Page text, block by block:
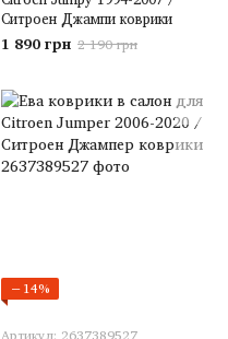
Ситроен Джампи коврики
1 890 грн 2 190 грн
−14%